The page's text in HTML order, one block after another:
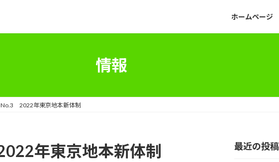
ホームページ
情報
2022年東京地本新体制
年東京地本新体制 最近の投稿